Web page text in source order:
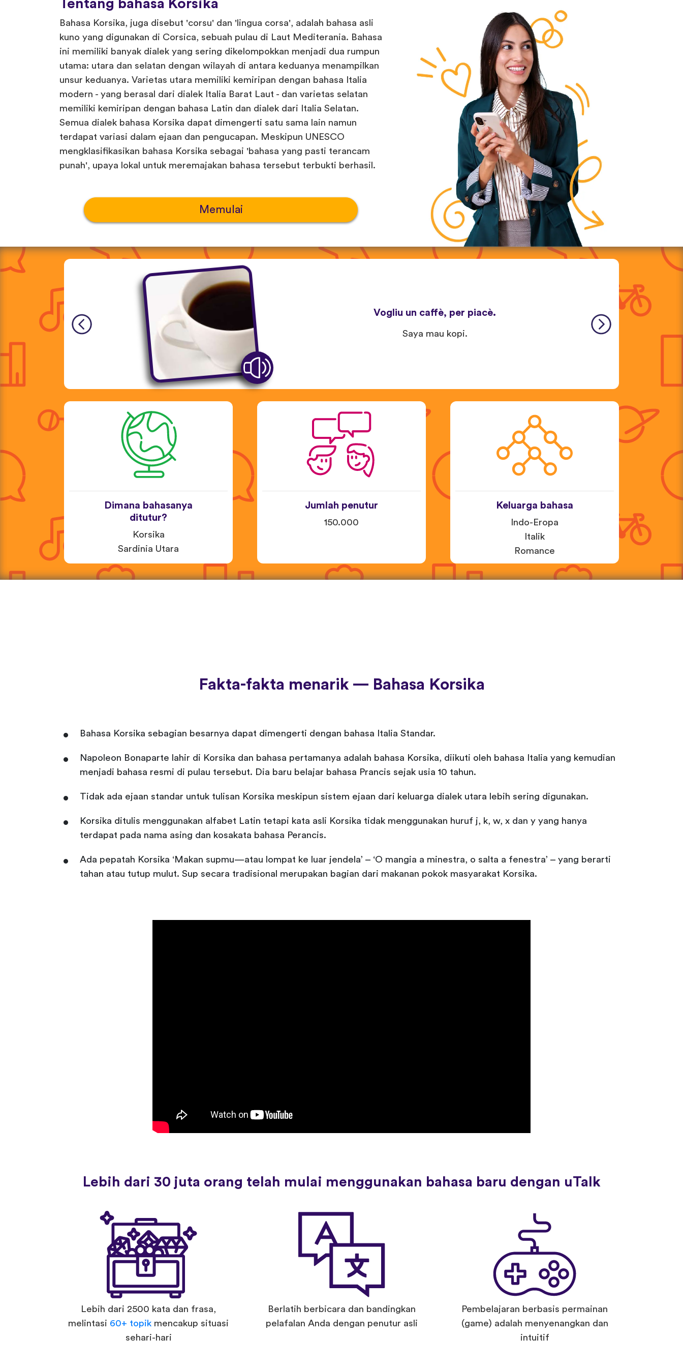
Tentang bahasa Korsika
Bahasa Korsika, juga disebut 'corsu' dan 'lingua corsa', adalah bahasa asli
kuno yang digunakan di Corsica, sebuah pulau di Laut Mediterania. Bahasa
ini memiliki banyak dialek yang sering dikelompokkan menjadi dua rumpun
utama: utara dan selatan dengan wilayah di antara keduanya menampilkan
unsur keduanya. Varietas utara memiliki kemiripan dengan bahasa Italia
modern - yang berasal dari dialek Italia Barat Laut - dan varietas selatan
memiliki kemiripan dengan bahasa Latin dan dialek dari Italia Selatan.
Semua dialek bahasa Korsika dapat dimengerti satu sama lain namun
terdapat variasi dalam ejaan dan pengucapan. Meskipun UNESCO
mengklasifikasikan bahasa Korsika sebagai 'bahasa yang pasti terancam
punah', upaya lokal untuk meremajakan bahasa tersebut terbukti berhasil.
Memulai
Vogliu un caffè, per piacè.
Saya mau kopi.
Dimana bahasanya
ditutur?
Korsika
Sardinia Utara
Jumlah penutur
150.000
Keluarga bahasa
Indo-Eropa
Italik
Romance
Fakta-fakta menarik — Bahasa Korsika
Bahasa Korsika sebagian besarnya dapat dimengerti dengan bahasa Italia Standar.
Napoleon Bonaparte lahir di Korsika dan bahasa pertamanya adalah bahasa Korsika, diikuti oleh bahasa Italia yang kemudian
menjadi bahasa resmi di pulau tersebut. Dia baru belajar bahasa Prancis sejak usia 10 tahun.
Tidak ada ejaan standar untuk tulisan Korsika meskipun sistem ejaan dari keluarga dialek utara lebih sering digunakan.
Korsika ditulis menggunakan alfabet Latin tetapi kata asli Korsika tidak menggunakan huruf j, k, w, x dan y yang hanya
terdapat pada nama asing dan kosakata bahasa Perancis.
Ada pepatah Korsika ‘Makan supmu—atau lompat ke luar jendela’ – ‘O mangia a minestra, o salta a fenestra’ – yang berarti
tahan atau tutup mulut. Sup secara tradisional merupakan bagian dari makanan pokok masyarakat Korsika.
Lebih dari 30 juta orang telah mulai menggunakan bahasa baru dengan uTalk
Lebih dari 2500 kata dan frasa,
melintasi 60+ topik mencakup situasi
sehari-hari
Berlatih berbicara dan bandingkan
pelafalan Anda dengan penutur asli
Pembelajaran berbasis permainan
(game) adalah menyenangkan dan
intuitif